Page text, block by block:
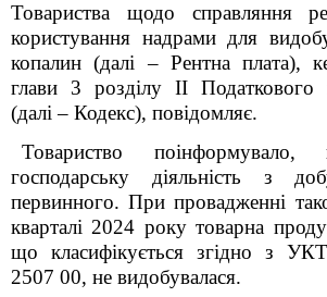
Товариства щодо справляння
користування надрами для
копалин (далі – Рентна плата),
глави 3 розділу ІІ Податкового
(далі – Кодекс), повідомляє.
Товариство
господарську діяльність з
первинного. При провадженні
кварталі 2024 року товарна
що класифікується згідно з
2507 00, не видобувалася.